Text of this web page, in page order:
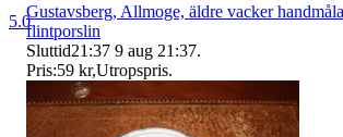
5.0
Gustavsberg, Allmoge, äldre vacker
flintporslin
Sluttid21:37 9 aug 21:37.
Pris:59 kr,Utropspris.